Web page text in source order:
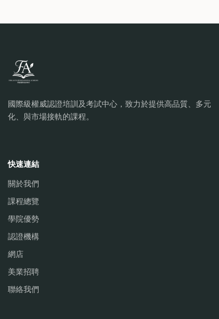
國際級權威認證培訓及考試中心，致力於提供高品質、多元
化、與市場接軌的課程。
快速連結
關於我們
課程總覽
學院優勢
認證機構
網店
美業招聘
聯絡我們